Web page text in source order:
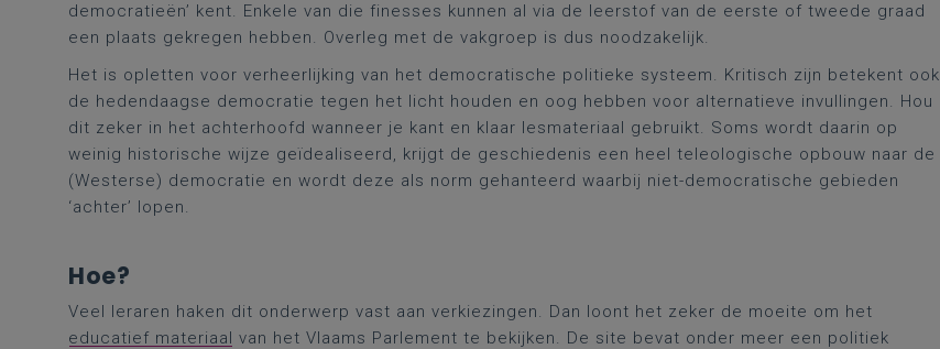
democratieën’ kent. Enkele van die finesses kunnen al via de leerstof van de eerste of tweede graad
een plaats gekregen hebben. Overleg met de vakgroep is dus noodzakelijk.
Het is opletten voor verheerlijking van het democratische politieke systeem. Kritisch zijn betekent ook
de hedendaagse democratie tegen het licht houden en oog hebben voor alternatieve invullingen. Hou
dit zeker in het achterhoofd wanneer je kant en klaar lesmateriaal gebruikt. Soms wordt daarin op
weinig historische wijze geïdealiseerd, krijgt de geschiedenis een heel teleologische opbouw naar de
(Westerse) democratie en wordt deze als norm gehanteerd waarbij niet-democratische gebieden
‘achter’ lopen.
Hoe?
Veel leraren haken dit onderwerp vast aan verkiezingen. Dan loont het zeker de moeite om het
educatief materiaal van het Vlaams Parlement te bekijken. De site bevat onder meer een politiek